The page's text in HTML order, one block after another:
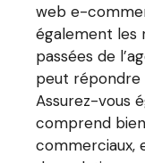
web e-
également les
passées de
peut répondre
Assurez-vous
comprend
commerciaux,